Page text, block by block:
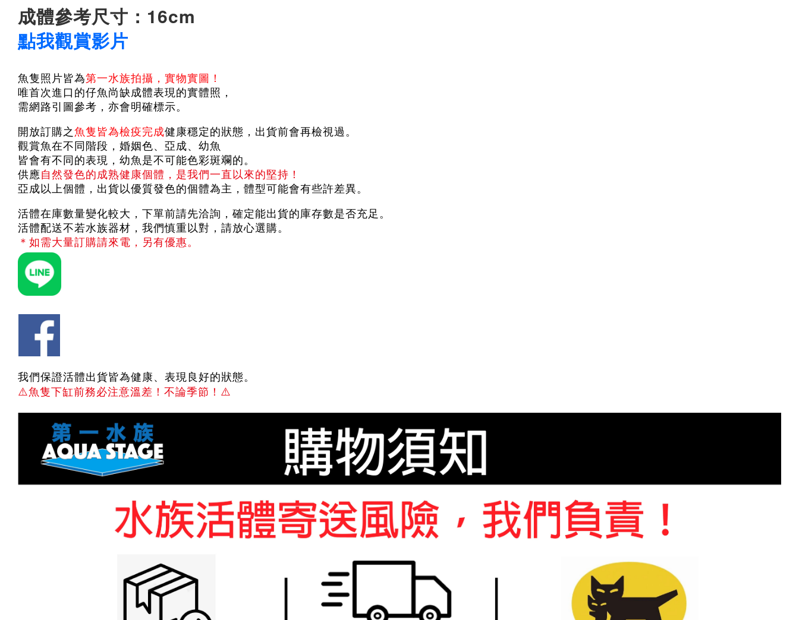
成體參考尺寸：16cm
點我觀賞影片
魚隻照片皆為第一水族拍攝，實物實圖！
唯首次進口的仔魚尚缺成體表現的實體照，
需網路引圖參考，亦會明確標示。
開放訂購之 魚隻皆為檢疫完成健康穩定的狀態，出貨前會再檢視過。
觀賞魚在不同階段，婚姻色、亞成、幼魚
皆會有不同的表現，幼魚是不可能色彩斑斕的。
供應自然發色的成熟健康個體，是我們一直以來的堅持！
亞成以上個體，出貨以優質發色的個體為主，體型可能會有些許差異。
活體在庫數量變化較大，下單前請先洽詢，確定能出貨的庫存數是否充足。
活體配送不若水族器材，我們慎重以對，請放心選購。
＊如需大量訂購請來電，另有優惠。
我們保證活體出貨皆為健康、表現良好的狀態。
⚠️魚隻下缸前務必注意溫差！不論季節！ ⚠️